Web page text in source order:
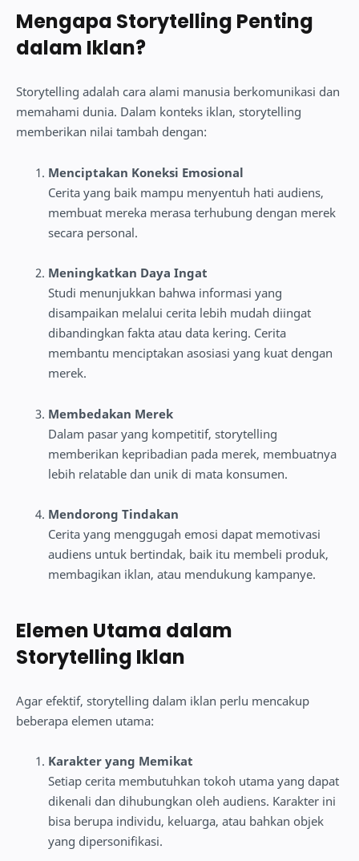
Mengapa Storytelling Penting
dalam Iklan?
Storytelling adalah cara alami manusia berkomunikasi dan
memahami dunia. Dalam konteks iklan, storytelling
memberikan nilai tambah dengan:
Menciptakan Koneksi Emosional
Cerita yang baik mampu menyentuh hati audiens,
membuat mereka merasa terhubung dengan merek
secara personal.
Meningkatkan Daya Ingat
Studi menunjukkan bahwa informasi yang
disampaikan melalui cerita lebih mudah diingat
dibandingkan fakta atau data kering. Cerita
membantu menciptakan asosiasi yang kuat dengan
merek.
Membedakan Merek
Dalam pasar yang kompetitif, storytelling
memberikan kepribadian pada merek, membuatnya
lebih relatable dan unik di mata konsumen.
Mendorong Tindakan
Cerita yang menggugah emosi dapat memotivasi
audiens untuk bertindak, baik itu membeli produk,
membagikan iklan, atau mendukung kampanye.
Elemen Utama dalam
Storytelling Iklan
Agar efektif, storytelling dalam iklan perlu mencakup
beberapa elemen utama:
Karakter yang Memikat
Setiap cerita membutuhkan tokoh utama yang dapat
dikenali dan dihubungkan oleh audiens. Karakter ini
bisa berupa individu, keluarga, atau bahkan objek
yang dipersonifikasi.